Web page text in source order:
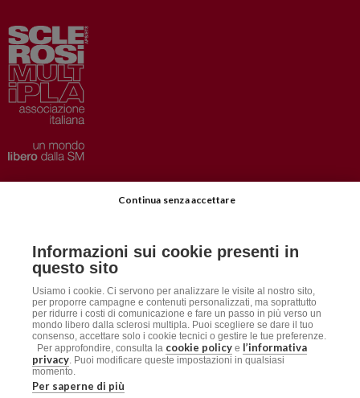
Privacy–Disclaimer
Iscriviti alla Newsletter
Dichiarazione accessibilità
Social
AISM
Informazioni sui cookie presenti in
questo sito
Usiamo i cookie. Ci servono per analizzare le visite al nostro sito,
per proporre campagne e contenuti personalizzati, ma soprattutto
per ridurre i costi di comunicazione e fare un passo in più verso un
mondo libero dalla sclerosi multipla. Puoi scegliere se dare il tuo
consenso, accettare solo i cookie tecnici o gestire le tue preferenze.
Per approfondire, consulta la cookie policy e l’informativa
privacy. Puoi modificare queste impostazioni in qualsiasi
momento.
Per saperne di più
Continua senza accettare